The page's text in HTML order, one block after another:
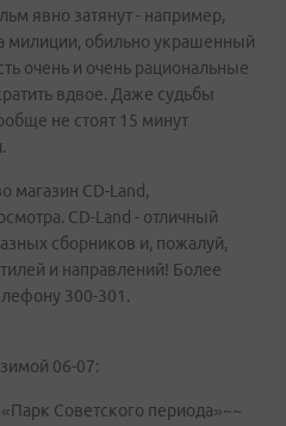
явно затянут - например,
милиции, обильно украшенный
очень и очень рациональные
вдвое. Даже судьбы
не стоят 15 минут
магазин CD-Land,
CD-Land - отличный
сборников и, пожалуй,
и направлений! Более
300-301.
06-07:
Советского периода»~~